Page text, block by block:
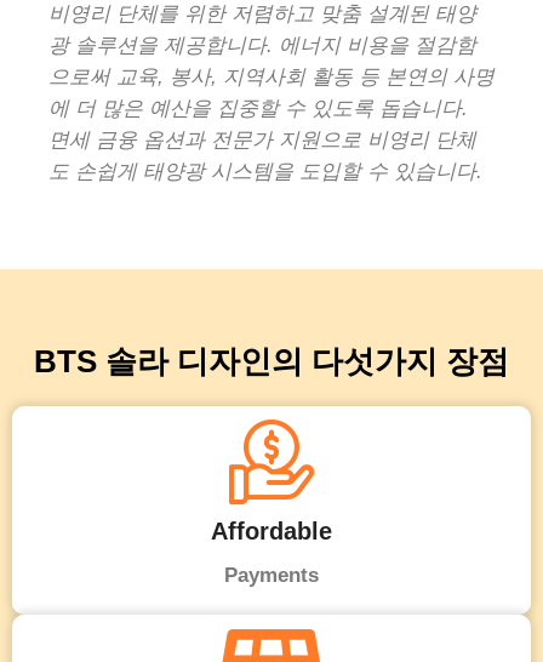
비영리 단체를 위한 저렴하고 맞춤 설계된 태양
광 솔루션을 제공합니다. 에너지 비용을 절감함
으로써 교육, 봉사, 지역사회 활동 등 본연의 사명
에 더 많은 예산을 집중할 수 있도록 돕습니다.
면세 금융 옵션과 전문가 지원으로 비영리 단체
도 손쉽게 태양광 시스템을 도입할 수 있습니다.
BTS 솔라 디자인의 다섯가지 장점
Affordable
Payments